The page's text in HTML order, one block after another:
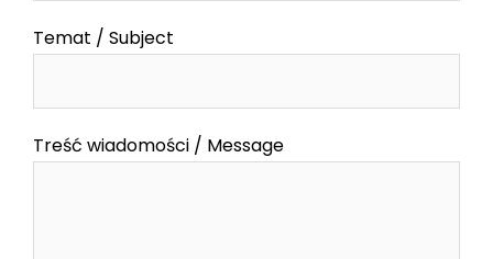
Temat / Subject
Treść wiadomości / Message